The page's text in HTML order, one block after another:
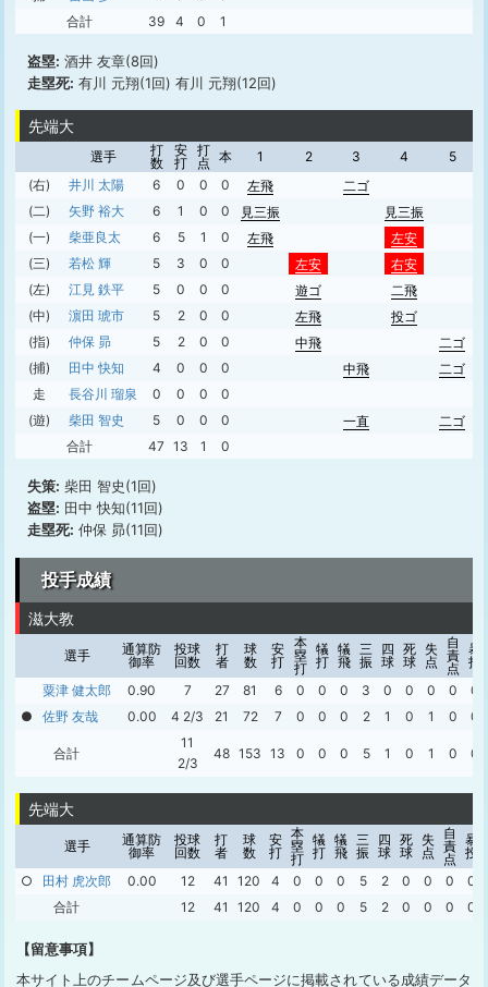
合計
39 4 0 1
盗塁: 酒井 友章(8回)
走塁死: 有川 元翔(1回) 有川 元翔(12回)
先端大
選手
打
数
安
打
打
点 本 1 2 3 4
5
(右)
井川 太陽 6 0 0 0 左飛 二ゴ
(二)
矢野 裕大 6 1 0 0 見三振 見三振
(一)
柴亜良太 6 5 1 0 左飛 左安
(三)
若松 輝 5 3 0 0 左安 右安
(左)
江見 鉄平 5 0 0 0 遊ゴ
二飛
(中)
濵田 琥市 5 2 0 0 左飛
投ゴ
(指)
仲保 昴 5 2 0 0 中飛
二ゴ
(捕)
田中 快知 4 0 0 0 中飛
二ゴ
走
長谷川 瑠泉 0 0 0
0
(遊)
柴田 智史 5 0 0 0 一直
二ゴ
合計
47 13 1 0
失策: 柴田 智史(1回)
盗塁: 田中 快知(11回)
走塁死: 仲保 昴(11回)
投手成績
滋大教
選手
通算防
御率
投球
回数
打
者
球
数
安
打
本
塁
打
犠
打
犠
飛
三
振
四
球
死
球
失
点
自
責
点
暴
投
粟津 健太郎
0.90 7 27 81 6 0 0 0 3 0 0 0 0
0
●
佐野 友哉 0.00 4 2/3 21 72 7 0 0 0 2 1 0 1 0 0
合計
11
2/3
48 153 13 0 0 0 5 1 0 1 0 0
先端大
選手
通算防
御率
投球
回数
打
者
球
数
安
打
本
塁
打
犠
打
犠
飛
三
振
四
球
死
球
失
点
自
責
点
暴
投
○
田村 虎次郎 0.00 12 41 120 4 0 0 0 5 2 0 0 0
0
合計
12 41 120 4 0 0 0 5 2 0 0 0 0
【留意事項】
本サイト上のチームページ及び選手ページに掲載されている成績データ